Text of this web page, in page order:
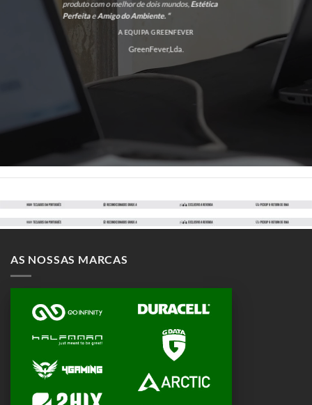
produto com o melhor de dois mundos, Estética
PerfeitaeAmigo do Ambiente. “
A EQUIPA GREENFEVER
GreenFever,Lda.
AS NOSSAS MARCAS